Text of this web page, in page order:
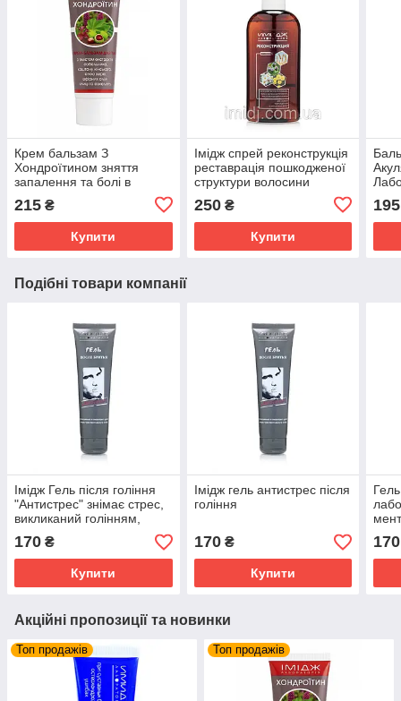
Крем бальзам З
Хондроїтином зняття
запалення та болі в
суглобах, м'язах і хребті
Імідж Лабораторія
215 ₴
Купити
Імідж спрей реконструкція
реставрація пошкодженої
структури волосини
250₴
Купити
195
Подібні товари компанії
Імідж Гель після гоління
"Антистрес" знімає стрес,
викликаний голінням,
заспокійливу та
пом'якшувальну дію
170 ₴
Купити
Імідж гель антистрес після
гоління
170₴
Купити
та
170
Акційні пропозиції та новинки
Топ продажів Топ продажів